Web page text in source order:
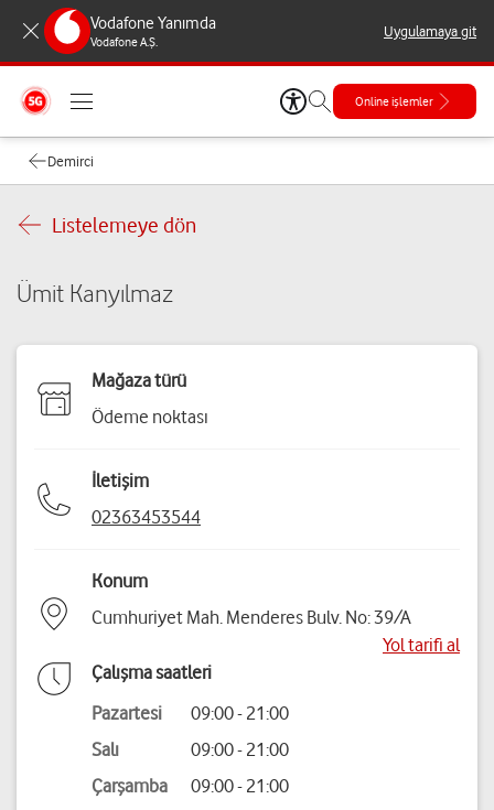
Vodafone Yanımda
Vodafone A.Ş.
Uygulamaya git
Online işlemler
Demirci
Listelemeye dön
Ümit Kanyılmaz
Mağaza türü
Ödeme noktası
İletişim
02363453544
Konum
Cumhuriyet Mah. Menderes Bulv. No: 39/A
Yol tarifi al
Çalışma saatleri
Pazartesi
09:00 - 21:00
Salı
09:00 - 21:00
Çarşamba
09:00 - 21:00